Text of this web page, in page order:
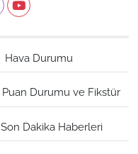
Hava Durumu
Puan Durumu ve Fikstür
Son Dakika Haberleri